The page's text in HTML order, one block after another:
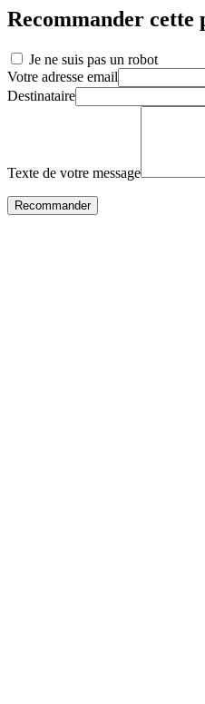
Recommander cette
Je ne suis pas un robot
Votre adresse email
Destinataire
Texte de votre message